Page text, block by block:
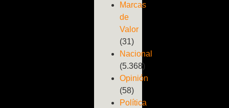
Marcas
de
Valor
(31)
Nacional
(5.368)
Opinión
(58)
Política